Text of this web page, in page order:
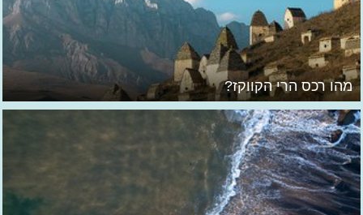
מהו רכס הרי הקווקז?